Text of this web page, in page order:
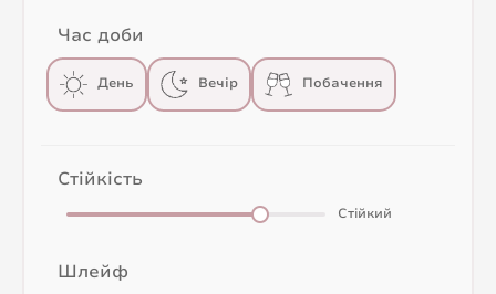
Час доби
День Вечір Побачення
Стійкість
Стійкий
Шлейф